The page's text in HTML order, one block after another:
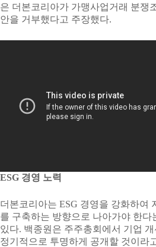
은 더본코리아가 가맹사업거래 분쟁
안을 거부했다고 주장했다.
ESG 경영 노력
더본코리아는 ESG 경영을 강화하여
를 구축하는 방향으로 나아가야 한다
있다. 백종원은 주주총회에서 기업
정기적으로 투명하게 공개할 것이라